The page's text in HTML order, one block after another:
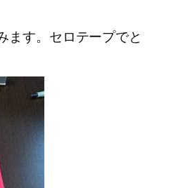
ます。セロテープでと